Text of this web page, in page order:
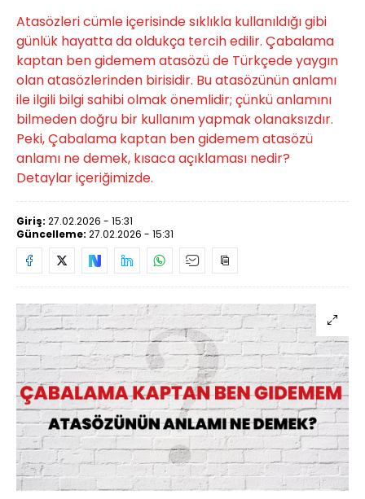
Atasözleri cümle içerisinde sıklıkla kullanıldığı gibi
günlük hayatta da oldukça tercih edilir. Çabalama
kaptan ben gidemem atasözü de Türkçede yaygın
olan atasözlerinden birisidir. Bu atasözünün anlamı
ile ilgili bilgi sahibi olmak önemlidir; çünkü anlamını
bilmeden doğru bir kullanım yapmak olanaksızdır.
Peki, Çabalama kaptan ben gidemem atasözü
anlamı ne demek, kısaca açıklaması nedir?
Detaylar içeriğimizde.
Giriş: 27.02.2026 - 15:31
Güncelleme: 27.02.2026 - 15:31